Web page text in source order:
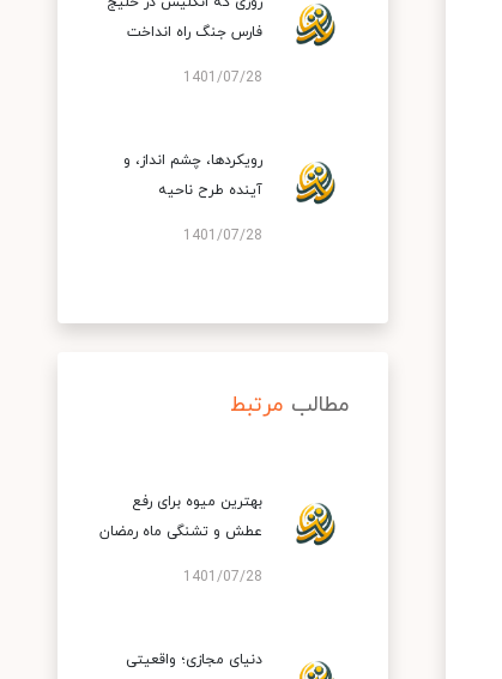
فارس جنگ راه انداخت
1401/07/28
رویکردها، چشم انداز، و
آینده طرح ناحیه
1401/07/28
مطالب مرتبط
بهترین میوه برای رفع
عطش و تشنگی ماه رمضان
1401/07/28
دنیای مجازی؛ واقعیتی